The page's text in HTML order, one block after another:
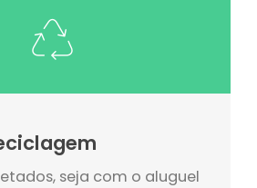
seja com o aluguel